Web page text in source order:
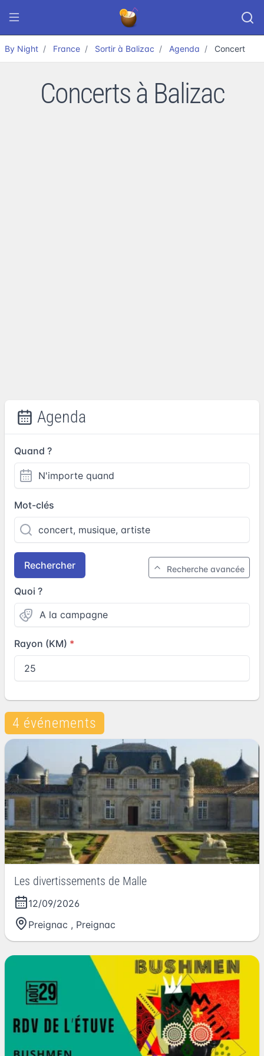
By Night France Sortir à Balizac Agenda Concert
Concerts à Balizac
Agenda
Quand ?
Mot-clés
Rechercher Recherche avancée
Quoi ?
Rayon (KM)
4 événements
Les divertissements de Malle
12/09/2026
Preignac , Preignac